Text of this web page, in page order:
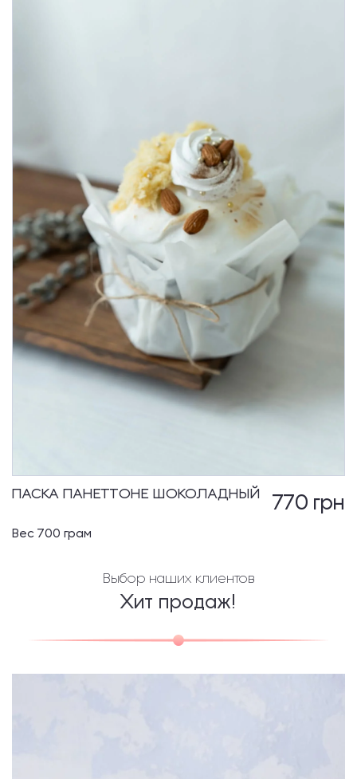
ПАСКА ПАНЕТТОНЕ ШОКОЛАДНЫЙ 770 грн
Вес 700 грам
Выбор наших клиентов
Хит продаж!